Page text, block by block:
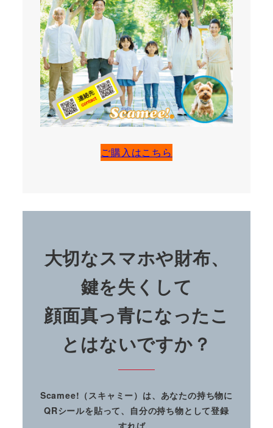
ご購入はこちら
大切なスマホや財布、
鍵を失くして
顔面真っ青になったこ
とはないですか？
Scamee!（スキャミー）は、あなたの持ち物に
QRシールを貼って、自分の持ち物として登録
すれば、